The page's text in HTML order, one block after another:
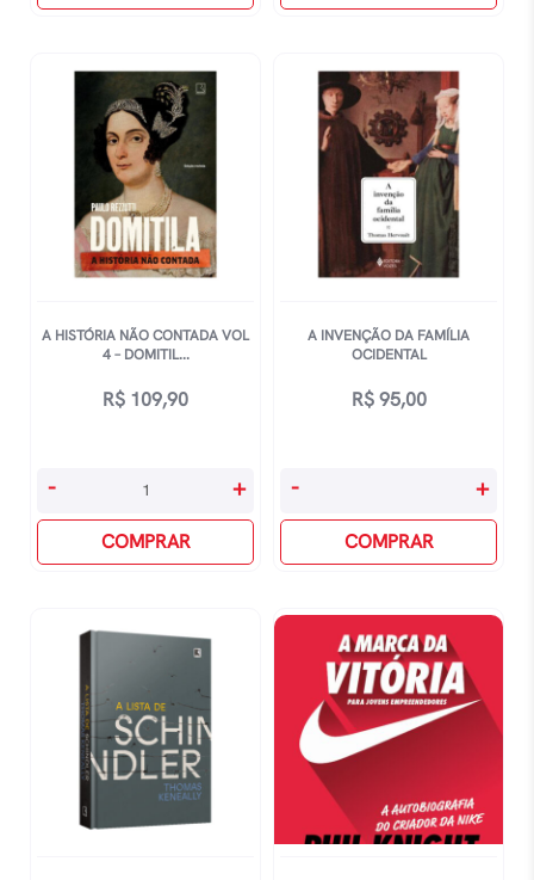
CiÊncia
Quem
Pressa
quantidade
Transferencia
Amado,
Wolmir
Therezio
quantidade
A HISTÓRIA NÃO CONTADA VOL
4 – DOMITIL...
R$ 109,90
Contada
Domitila
quantidade
- +
COMPRAR
A INVENÇÃO DA FAMÍLIA
OCIDENTAL
R$95,00
Família
quantidade
- +
COMPRAR